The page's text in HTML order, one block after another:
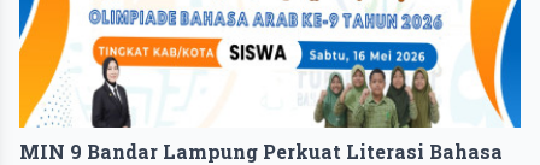
MIN 9 Bandar Lampung Perkuat Literasi Bahasa